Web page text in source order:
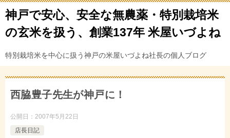
神戸で安心、安全な無農薬・特別栽培米
の玄米を扱う、創業137年 米屋いづよね
特別栽培米を中心に扱う神戸の米屋いづよね社長の個人ブログ
西脇豊子先生が神戸に！
公開日： 2007年5月22日
店長日記